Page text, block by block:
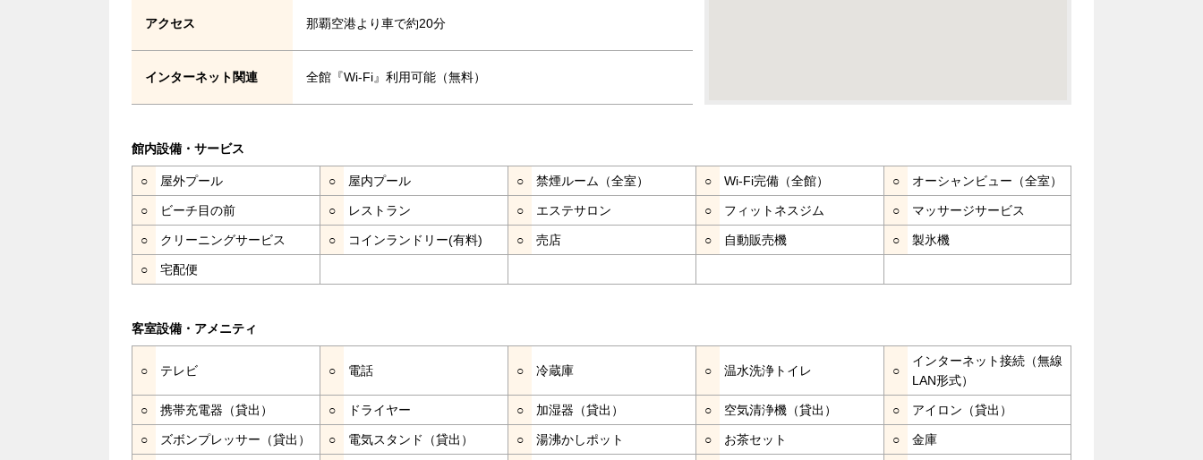
アクセス 那覇空港より車で約20分
インターネット関連 全館『Wi-Fi』利用可能（無料）
館内設備・サービス
○ 屋外プール ○ 屋内プール ○ 禁煙ルーム（全室） ○ Wi-Fi完備（全館） ○ オーシャンビュー（全室）
○ ビーチ目の前 ○ レストラン ○ エステサロン ○ フィットネスジム ○ マッサージサービス
○ クリーニングサービス ○ コインランドリー(有料) ○ 売店 ○ 自動販売機 ○ 製氷機
○ 宅配便
客室設備・アメニティ
○ テレビ ○ 電話 ○ 冷蔵庫 ○ 温水洗浄トイレ ○
インターネット接続（無線
LAN形式）
○ 携帯充電器（貸出） ○ ドライヤー ○ 加湿器（貸出） ○ 空気清浄機（貸出） ○ アイロン（貸出）
○ ズボンプレッサー（貸出） ○ 電気スタンド（貸出） ○ 湯沸かしポット ○ お茶セット ○ 金庫